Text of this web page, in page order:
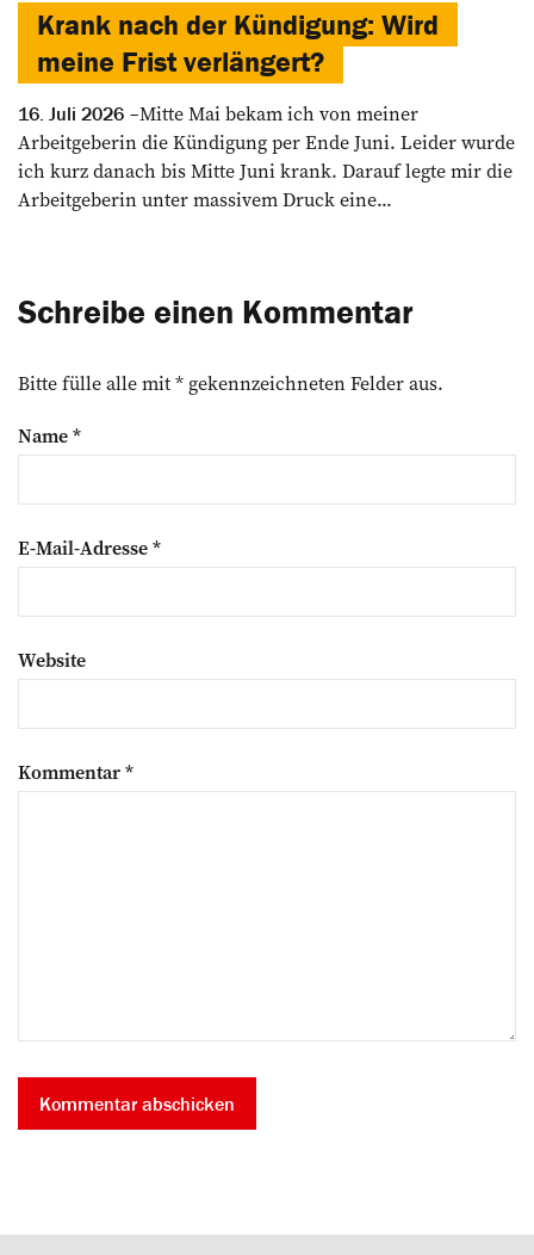
Krank nach der Kündigung: Wird
meine Frist verlängert?
16. Juli 2026
Mitte Mai bekam ich von meiner
Arbeitgeberin die Kündigung per Ende Juni. Leider wurde
ich kurz danach bis Mitte Juni krank. Darauf legte mir die
Arbeitgeberin unter massivem Druck eine...
Schreibe einen Kommentar
Bitte fülle alle mit * gekennzeichneten Felder aus.
Name*
E-Mail-Adresse*
Website
Kommentar*